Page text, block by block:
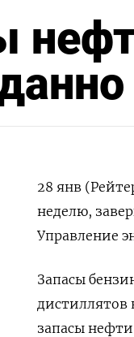
28 янв
неделю,
⁠Управление
Запасы
дистиллятов
запасы